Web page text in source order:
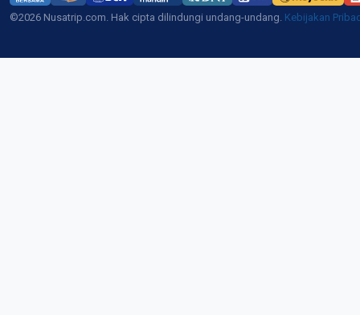
©2026 Nusatrip.com. Hak cipta dilindungi undang-undang. Kebijakan